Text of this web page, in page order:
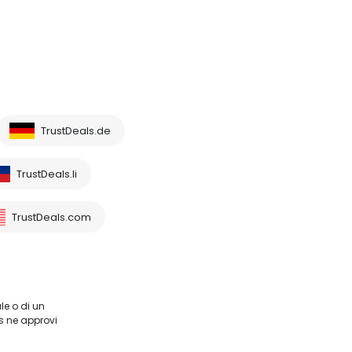
TrustDeals.de
TrustDeals.li
TrustDeals.com
o di un
ne approvi